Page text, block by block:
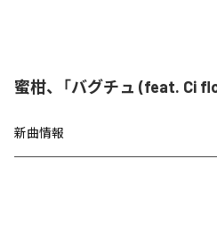
蜜柑、「バグチュ (feat. Ci
新曲情報